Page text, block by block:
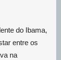
do Ibama,
entre os
na